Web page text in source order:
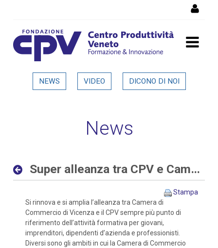
Super alleanza tra CPV e
Vicenza - Dettaglio in
NEWS VIDEO DICONO DI NOI
News
Super alleanza tra CPV e Camera di Commercio di Vicenza
Stampa
Si rinnova e si amplia l’alleanza tra Camera di
Commercio di Vicenza e il CPV sempre più punto di
riferimento dell’attività formativa per giovani,
imprenditori, dipendenti d’azienda e professionisti.
Diversi sono gli ambiti in cui la Camera di Commercio